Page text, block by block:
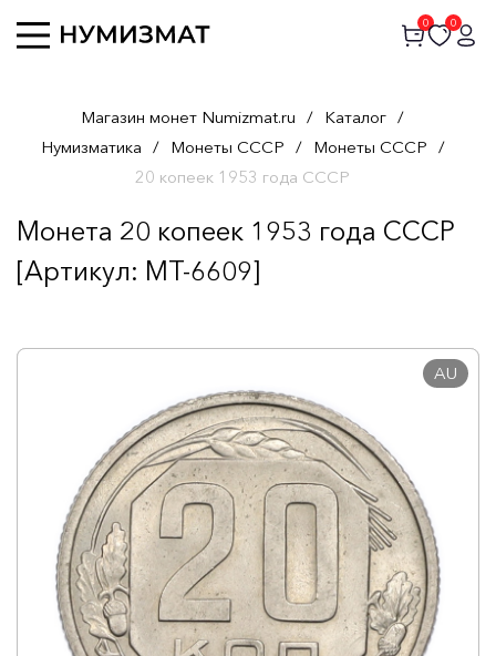
0 0
Магазин монет Numizmat.ru / Каталог /
Нумизматика / Монеты СССР / Монеты СССР /
20 копеек 1953 года СССР
Монета 20 копеек 1953 года СССР
[Артикул: MT-6609]
AU